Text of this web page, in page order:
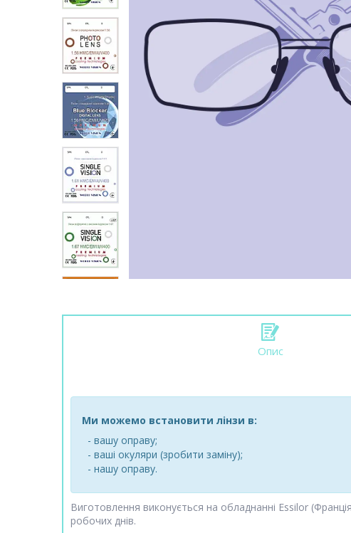
Опис
Ми можемо встановити лінзи в:
- вашу оправу;
- ваші окуляри (зробити заміну);
- нашу оправу.
Виготовлення виконується на обладнанні Essilor
робочих днів.